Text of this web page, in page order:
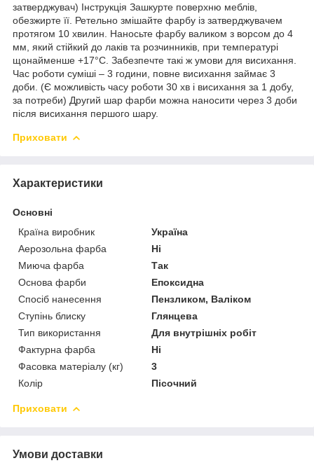
затверджувач) Інструкція Зашкурте поверхню меблів,
обезжирте її. Ретельно змішайте фарбу із затверджувачем
протягом 10 хвилин. Наносьте фарбу валиком з ворсом до 4
мм, який стійкий до лаків та розчинників, при температурі
щонайменше +17°C. Забезпечте такі ж умови для висихання.
Час роботи суміші – 3 години, повне висихання займає 3
доби. (Є можливість часу роботи 30 хв і висихання за 1 добу,
за потреби) Другий шар фарби можна наносити через 3 доби
після висихання першого шару.
Приховати
Характеристики
Основні
Країна виробник
Україна
Аерозольна фарба
Ні
Миюча фарба
Так
Основа фарби
Епоксидна
Спосіб нанесення
Пензликом, Валіком
Ступінь блиску
Глянцева
Тип використання
Для внутрішніх робіт
Фактурна фарба
Ні
Фасовка матеріалу (кг)
3
Колір
Пісочний
Приховати
Умови доставки